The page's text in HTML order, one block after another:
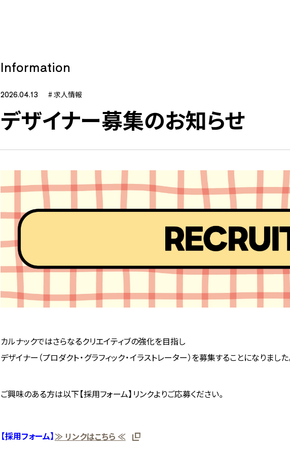
Information
2026.04.13 # 求人情報
デザイナー募集のお知らせ
カルナックではさらなるクリエイティブの強化を目指し
デザイナー（プロダクト・グラフィック・イラストレーター）を募集することになりまし
ご興味のある方は以下【採用フォーム】リンクよりご応募ください。
【採用フォーム】≫ リンクはこちら ≪